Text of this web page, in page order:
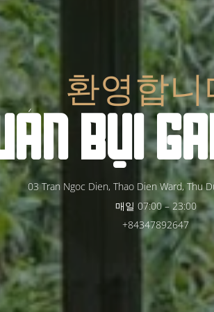
환영합니
BỤI
03 Tran Ngoc Dien, Thao Dien Ward, Thu
매일 07:00 – 23:00
+84347892647